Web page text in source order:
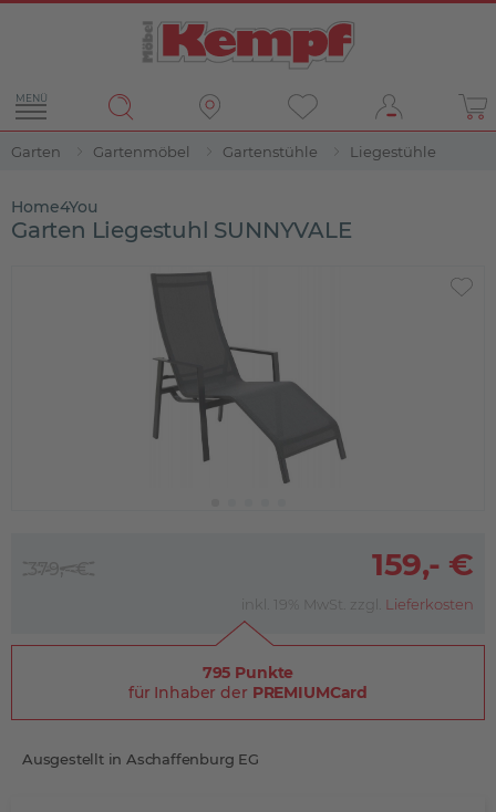
MENÜ
Garten Gartenmöbel Gartenstühle Liegestühle
Home4You
Garten Liegestuhl SUNNYVALE
159,- €
379,- €
inkl. 19% MwSt. zzgl. Lieferkosten
795 Punkte
für Inhaber der PREMIUMCard
Ausgestellt in Aschaffenburg EG